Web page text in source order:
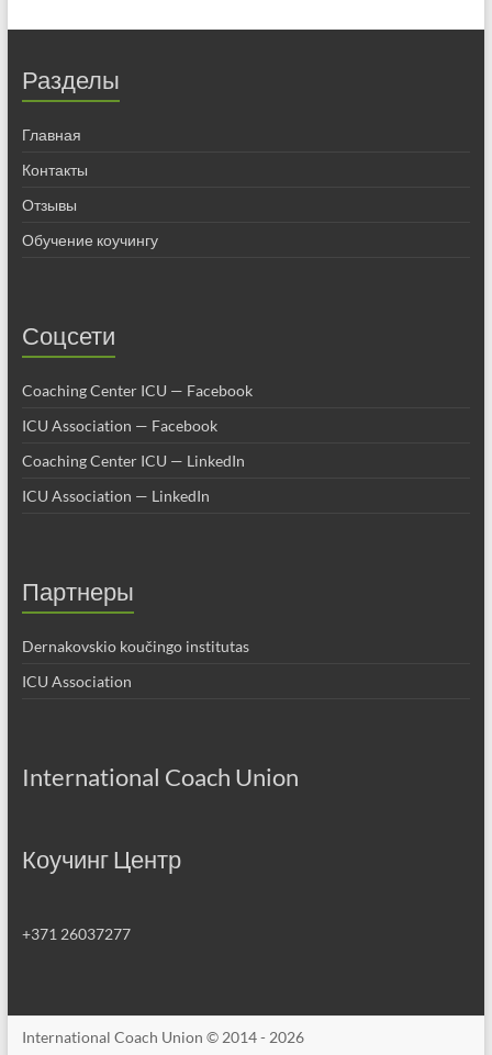
Разделы
Главная
Контакты
Отзывы
Обучение коучингу
Соцсети
Coaching Center ICU — Facebook
ICU Association — Facebook
Coaching Center ICU — LinkedIn
ICU Association — LinkedIn
Партнеры
Dernakovskio koučingo institutas
ICU Association
International Coach Union
Коучинг Центр
+371 26037277
International Coach Union © 2014 - 2026